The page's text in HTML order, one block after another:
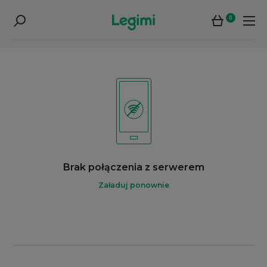
0
Brak połączenia z serwerem
Załaduj ponownie